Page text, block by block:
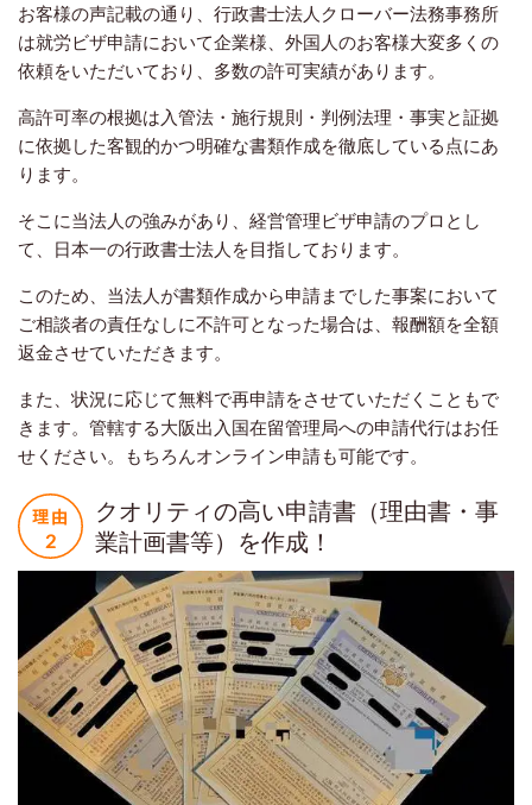
お客様の声記載の通り、行政書士法人クローバー法務事務所
は就労ビザ申請において企業様、外国人のお客様大変多くの
依頼をいただいており、多数の許可実績があります。
高許可率の根拠は入管法・施行規則・判例法理・事実と証拠
に依拠した客観的かつ明確な書類作成を徹底している点にあ
ります。
そこに当法人の強みがあり、経営管理ビザ申請のプロとし
て、日本一の行政書士法人を目指しております。
このため、当法人が書類作成から申請までした事案において
ご相談者の責任なしに不許可となった場合は、報酬額を全額
返金させていただきます。
また、状況に応じて無料で再申請をさせていただくこともで
きます。管轄する大阪出入国在留管理局への申請代行はお任
せください。もちろんオンライン申請も可能です。
クオリティの高い申請書（理由書・事
業計画書等）を作成！